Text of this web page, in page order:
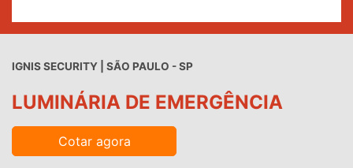
IGNIS SECURITY | SÃO PAULO - SP
LUMINÁRIA DE EMERGÊNCIA
Cotar agora